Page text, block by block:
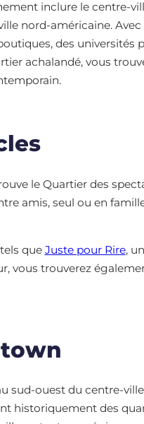
inclure le centre-
nord-américaine.
des universités
achalandé, vous
le Quartier des
amis, seul ou en
que Juste pour Rire,
vous trouverez
sud-ouest du centre-
historiquement des